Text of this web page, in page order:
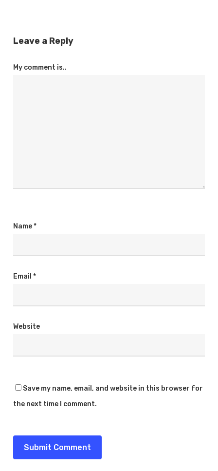
Leave a Reply
My comment is..
Name*
Email *
Website
Save my name, email, and website in this browser for
the next time I comment.